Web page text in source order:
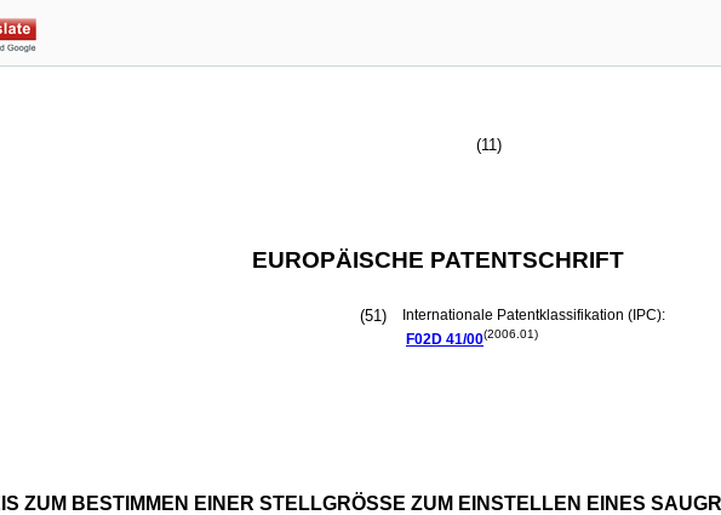
(11)
EUROPÄISCHE PATENTSCHRIFT
(51)
Internationale Patentklassifikation (IPC):
F02D 41/00(2006.01)
ZUM BESTIMMEN EINER STELLGRÖSSE ZUM EINSTELLEN EINES